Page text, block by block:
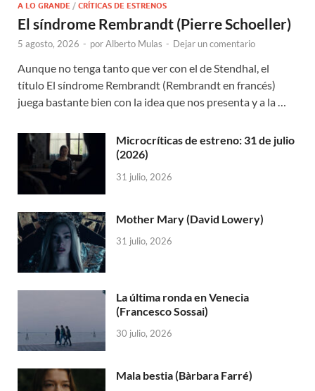
A LO GRANDE / CRÍTICAS DE ESTRENOS
El síndrome Rembrandt (Pierre Schoeller)
5 agosto, 2026 - porAlberto Mulas - Dejar un comentario
Aunque no tenga tanto que ver con el de Stendhal, el
título El síndrome Rembrandt (Rembrandt en francés)
juega bastante bien con la idea que nos presenta y a la …
Microcríticas de estreno: 31 de julio
(2026)
31 julio, 2026
Mother Mary (David Lowery)
31 julio, 2026
La última ronda en Venecia
(Francesco Sossai)
30 julio, 2026
Mala bestia (Bàrbara Farré)